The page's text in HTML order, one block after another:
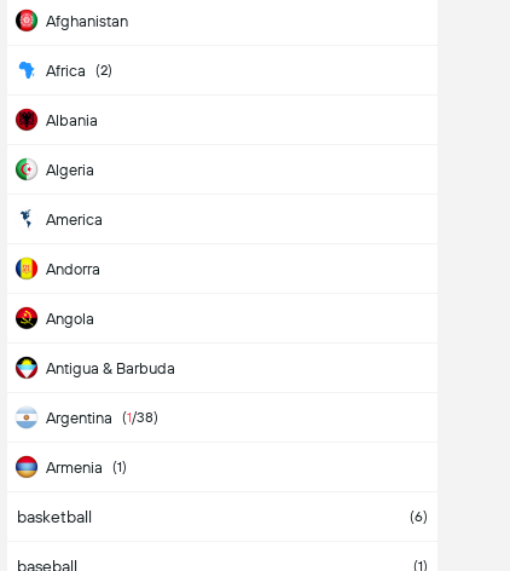
Afghanistan
Africa (2)
Albania
Algeria
America
Andorra
Angola
Antigua & Barbuda
Argentina (1/38)
Armenia (1)
Aruba
Asia
basketball (6)
baseball (1)